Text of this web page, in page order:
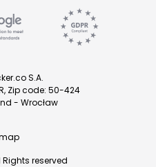
reserved
S.A.
Zip code: 50-424
- Wrocław